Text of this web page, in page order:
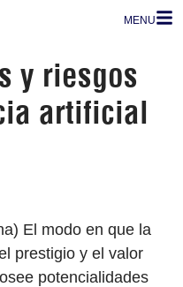
MENU
y riesgos
artificial
El modo en que la
prestigio y el valor
potencialidades